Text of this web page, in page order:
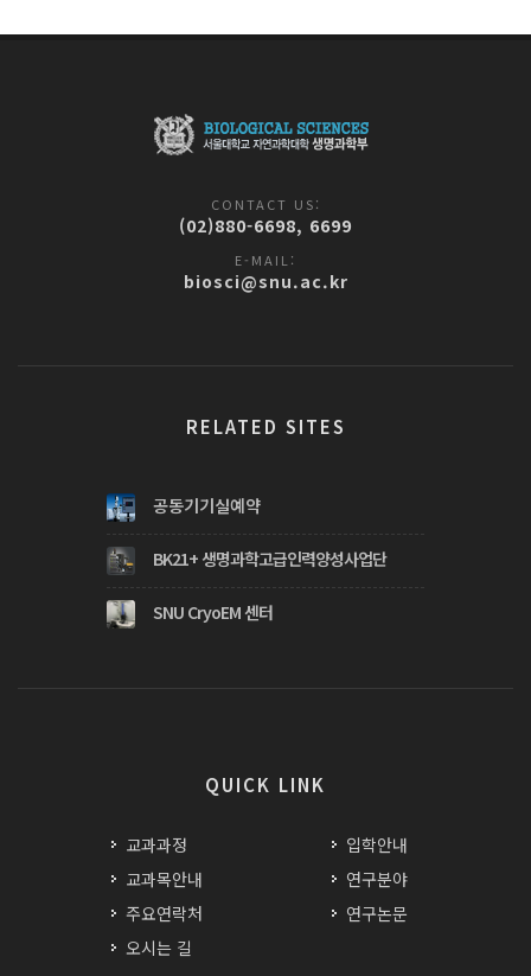
CONTACT US:
(02)880-6698, 6699
E-MAIL:
biosci@snu.ac.kr
RELATED SITES
공동기기실예약
BK21+ 생명과학고급인력양성사업단
SNU CryoEM 센터
QUICK LINK
교과과정
교과목안내
주요연락처
오시는 길
입학안내
연구분야
연구논문